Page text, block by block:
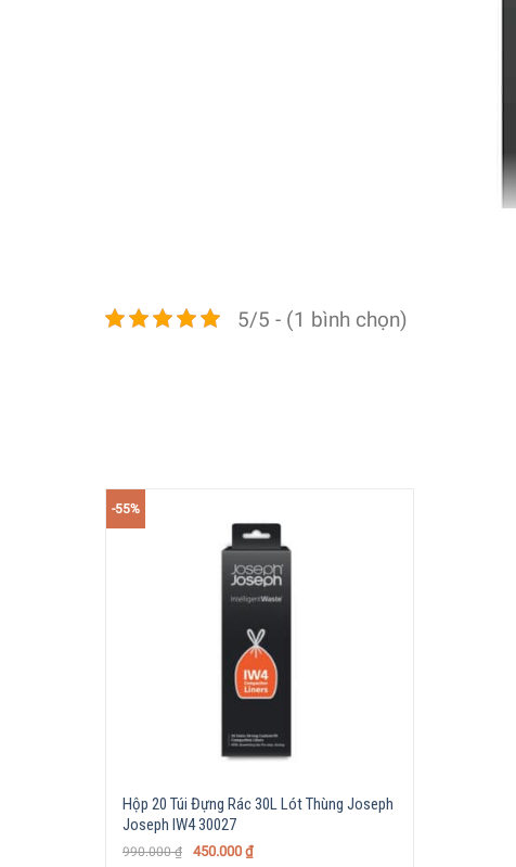
5/5 - (1 bình chọn)
-55%
Hộp 20 Túi Đựng Rác 30L Lót Thùng Joseph
Joseph IW4 30027
990.000₫ 450.000 ₫